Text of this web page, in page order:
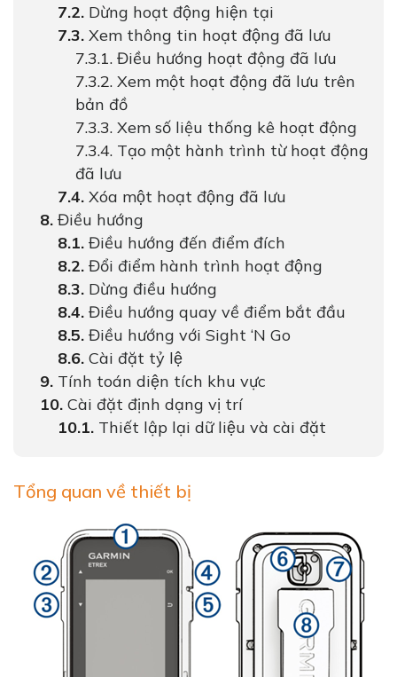
Dừng hoạt động hiện tại
Xem thông tin hoạt động đã lưu
Điều hướng hoạt động đã lưu
Xem một hoạt động đã lưu trên
bản đồ
Xem số liệu thống kê hoạt động
Tạo một hành trình từ hoạt động
đã lưu
Xóa một hoạt động đã lưu
Điều hướng
Điều hướng đến điểm đích
Đổi điểm hành trình hoạt động
Dừng điều hướng
Điều hướng quay về điểm bắt đầu
Điều hướng với Sight ‘N Go
Cài đặt tỷ lệ
Tính toán diện tích khu vực
Cài đặt định dạng vị trí
Thiết lập lại dữ liệu và cài đặt
Tổng quan về thiết bị